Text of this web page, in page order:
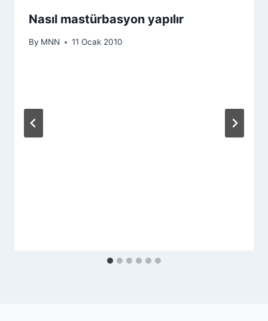
Nasıl mastürbasyon yapılır
By MNN 11 Ocak 2010